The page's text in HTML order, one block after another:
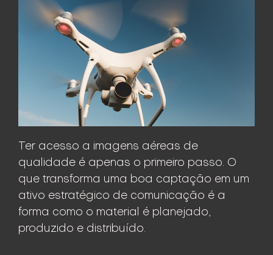
Ter acesso a imagens aéreas de
qualidade é apenas o primeiro passo. O
que transforma uma boa captação em um
ativo estratégico de comunicação é a
forma como o material é planejado,
produzido e distribuído.